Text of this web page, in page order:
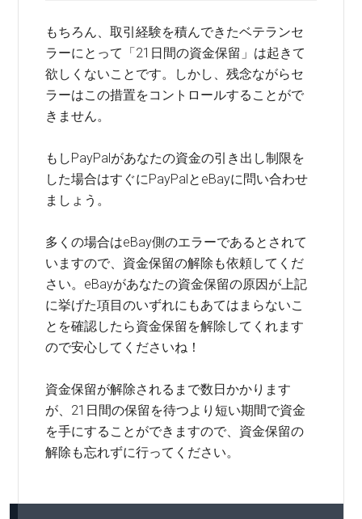
もちろん、取引経験を積んできたベテランセ
ラーにとって「21日間の資金保留」は起きて
欲しくないことです。しかし、残念ながらセ
ラーはこの措置をコントロールすることがで
きません。
もしPayPalがあなたの資金の引き出し制限を
した場合はすぐにPayPalとeBayに問い合わせ
ましょう。
多くの場合はeBay側のエラーであるとされて
いますので、資金保留の解除も依頼してくだ
さい。eBayがあなたの資金保留の原因が上記
に挙げた項目のいずれにもあてはまらないこ
とを確認したら資金保留を解除してくれます
ので安心してくださいね！
資金保留が解除されるまで数日かかります
が、21日間の保留を待つより短い期間で資金
を手にすることができますので、資金保留の
解除も忘れずに行ってください。